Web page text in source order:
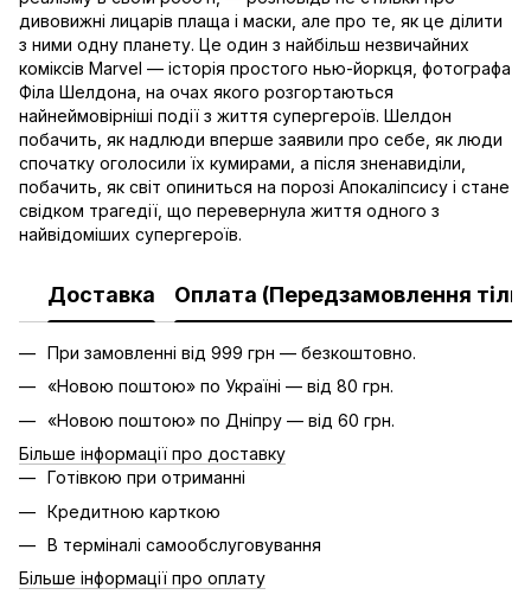
дивовижні лицарів плаща і маски, але про те, як це ділити
з ними одну планету. Це один з найбільш незвичайних
коміксів Marvel — історія простого нью-йоркця, фотографа
Філа Шелдона, на очах якого розгортаються
найнеймовірніші події з життя супергероїв. Шелдон
побачить, як надлюди вперше заявили про себе, як люди
спочатку оголосили їх кумирами, а після зненавиділи,
побачить, як світ опиниться на порозі Апокаліпсису і стане
свідком трагедії, що перевернула життя одного з
найвідоміших супергероїв.
Доставка Оплата (Передзамовлення
При замовленні від 999 грн — безкоштовно.
«Новою поштою» по Україні — від 80 грн.
«Новою поштою» по Дніпру — від 60 грн.
Більше інформації про доставку
Готівкою при отриманні
Кредитною карткою
В терміналі самообслуговування
Більше інформації про оплату